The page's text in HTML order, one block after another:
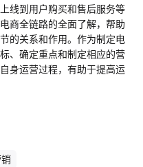
线到用户购买和售后服务等
商全链路的全面了解，帮助
的关系和作用。作为制定电
、确定重点和制定相应的营
身运营过程，有助于提高运